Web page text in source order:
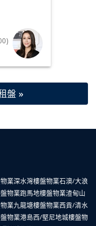
盤 »
業深水灣樓盤物業石澳/大浪
物業跑馬地樓盤物業渣甸山
業九龍塘樓盤物業西貢/清水
物業港島西/堅尼地城樓盤物